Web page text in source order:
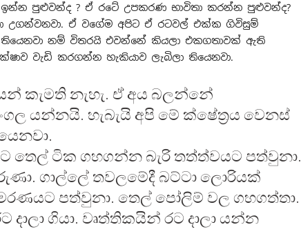
පුළුවන්ද ? ඒ රටේ උපකරණ භාවිතා කරන්න පුළුවන්ද?
උගන්වනවා. ඒ වගේම අපිට ඒ රටවල් එක්ක ගිවිසුම්
නම් විතරයි එවන්නේ කියලා එකගතාවක් ඇති
වැඩි කරගන්න හැකියාව ලැබිලා තියෙනවා.
කැමති නැහැ. ඒ අය බලන්නේ
යන්නයි. හැබැයි අපි මේ ක්ෂේත්‍රය වෙනස්
තෙල් ටික ගහගන්න බැරි තත්ත්වයට පත්වුනා.
ගාල්ලේ තවලමේදී බට්ටා ලොරියක්
පත්වුනා. තෙල් පෝලිම් වල ගහගත්තා.
දාලා ගියා. වෘත්තිකයින් රට දාලා යන්න